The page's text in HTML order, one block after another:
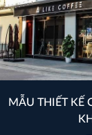
MẪU THIẾT KẾ